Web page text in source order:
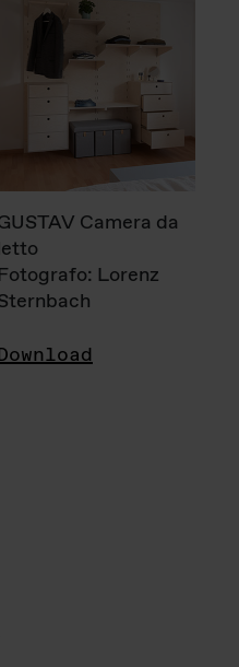
Camera da
Fotografo: Lorenz